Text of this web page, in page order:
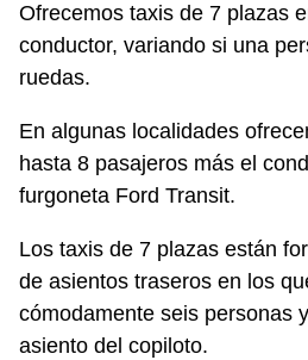
Ofrecemos taxis de 7 plazas
conductor, variando si una
ruedas.
En algunas localidades
hasta 8 pasajeros más el
furgoneta Ford Transit.
Los taxis de 7 plazas están
de asientos traseros en los
cómodamente seis personas
asiento del copiloto.